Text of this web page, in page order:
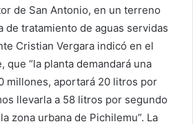
de San Antonio, en un terreno
de tratamiento de aguas servidas
Cristian Vergara indicó en el
que “la planta demandará una
millones, aportará 20 litros por
llevarla a 58 litros por segundo
zona urbana de Pichilemu”. La